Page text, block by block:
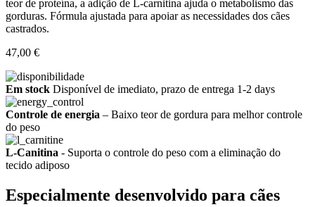
teor de proteína, a adição de L-carnitina ajuda o metabolismo das
gorduras. Fórmula ajustada para apoiar as necessidades dos cães
castrados.
47,00 €
Em stock Disponível de imediato, prazo de entrega 1-2 days
Controle de energia – Baixo teor de gordura para melhor controle
do peso
L-Canitina - Suporta o controle do peso com a eliminação do
tecido adiposo
Especialmente desenvolvido para cães